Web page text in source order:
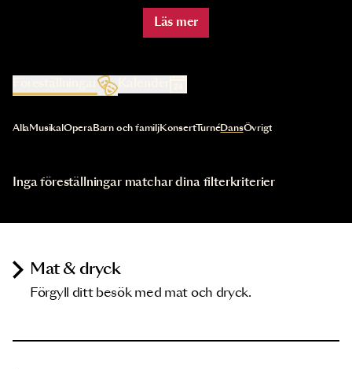
Läs mer
Kalender
Val av kategori uppdaterar innehållet automatiskt
AllaMusikal OperaBarn och familjKonsertTurnéDansÖvrigt
Inga föreställningar matchar dina filterkriterier
Mat & dryck
Förgyll ditt besök med mat och dryck.